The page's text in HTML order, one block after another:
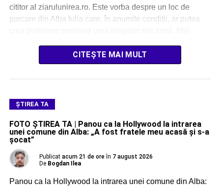
cititor al ziarulunirea.ro. Este vorba despre un loc de
parcare din Alba Iulia care, în anumite condiții, ar putea
CITEȘTE MAI MULT
ŞTIREA TA
FOTO ȘTIREA TA | Panou ca la Hollywood la intrarea
unei comune din Alba: „A fost fratele meu acasă și s-a
șocat”
Publicat acum 21 de ore în 7 august 2026
De Bogdan Ilea
Panou ca la Hollywood la intrarea unei comune din Alba: